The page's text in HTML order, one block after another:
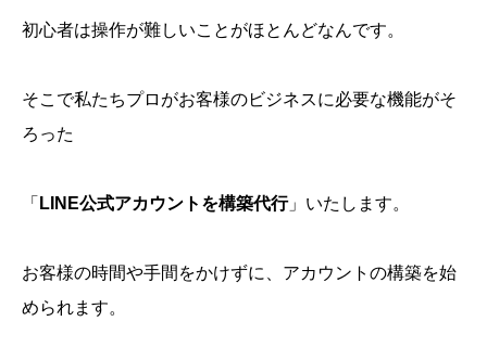
初心者は操作が難しいことがほとんどなんです。
そこで私たちプロがお客様のビジネスに必要な機能がそ
ろった
「 LINE公式アカウントを構築代行」いたします。
お客様の時間や手間をかけずに、アカウントの構築を始
められます。